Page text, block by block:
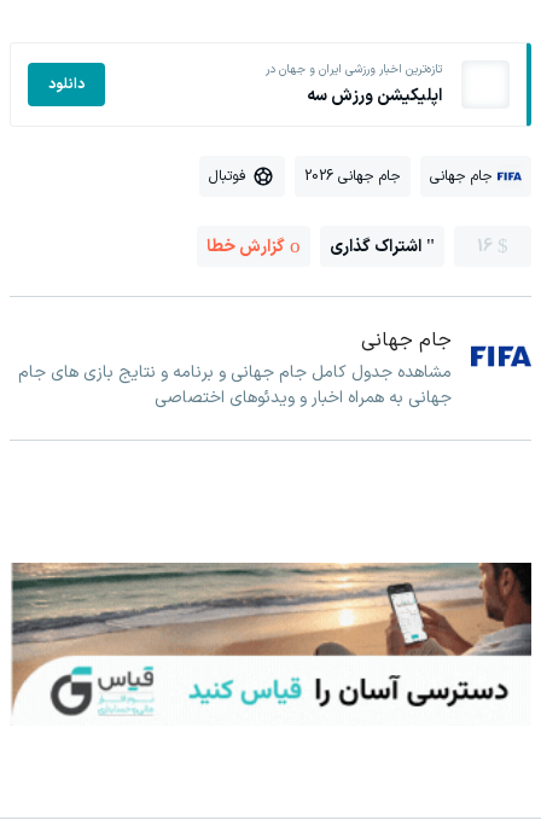
تازه‌ترین اخبار ورزشی ایران و جهان در
اپلیکیشن ورزش سه دانلود
جام جهانی جام جهانی 2026 فوتبال
16 اشتراک گذاری گزارش خطا
جام جهانی
مشاهده جدول کامل جام جهانی و برنامه و نتایج بازی های جام
جهانی به همراه اخبار و ویدئوهای اختصاصی